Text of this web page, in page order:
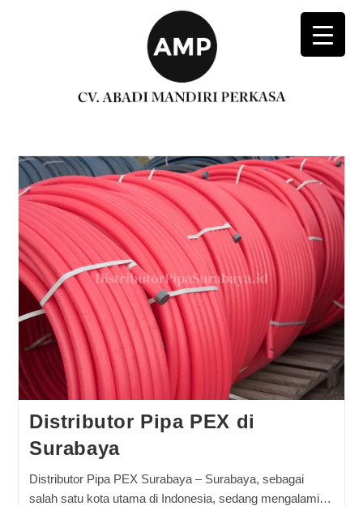
Distributor Pipa PEX di
Surabaya
Distributor Pipa PEX Surabaya – Surabaya, sebagai
salah satu kota utama di Indonesia, sedang mengalami…